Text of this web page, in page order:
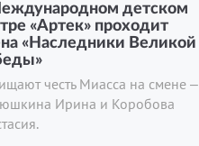
детском
«Артек» проходит
«Наследники Великой
честь Миасса на смене –
Ирина и Коробова